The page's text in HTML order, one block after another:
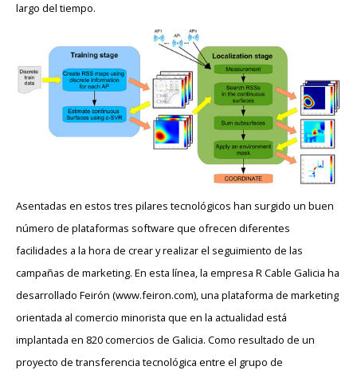
largo del tiempo.
Asentadas en estos tres pilares tecnológicos han surgido un buen
número de plataformas software que ofrecen diferentes
facilidades a la hora de crear y realizar el seguimiento de las
campañas de marketing. En esta línea, la empresa R Cable Galicia ha
desarrollado Feirón (www.feiron.com), una plataforma de marketing
orientada al comercio minorista que en la actualidad está
implantada en 820 comercios de Galicia. Como resultado de un
proyecto de transferencia tecnológica entre el grupo de